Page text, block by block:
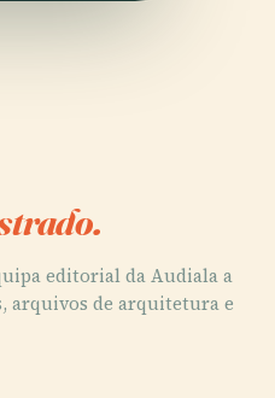
editorial da Audiala a
arquivos de arquitetura e